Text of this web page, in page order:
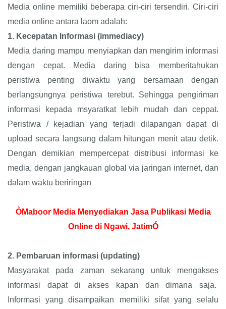
Media online memiliki beberapa ciri-ciri tersendiri. Ciri-ciri
media online antara laom adalah:
1. Kecepatan Informasi (immediacy)
Media daring mampu menyiapkan dan mengirim informasi
dengan cepat. Media daring bisa memberitahukan
peristiwa penting diwaktu yang bersamaan dengan
berlangsungnya peristiwa terebut. Sehingga pengiriman
informasi kepada msyaratkat lebih mudah dan ceppat.
Peristiwa / kejadian yang terjadi dilapangan dapat di
upload secara langsung dalam hitungan menit atau detik.
Dengan demikian mempercepat distribusi informasi ke
media, dengan jangkauan global via jaringan internet, dan
dalam waktu beriringan
ÒMaboor Media Menyediakan Jasa Publikasi Media
Online di Ngawi, JatimÓ
2. Pembaruan informasi (updating)
Masyarakat pada zaman sekarang untuk mengakses
informasi dapat di akses kapan dan dimana saja.
Informasi yang disampaikan memiliki sifat yang selalu